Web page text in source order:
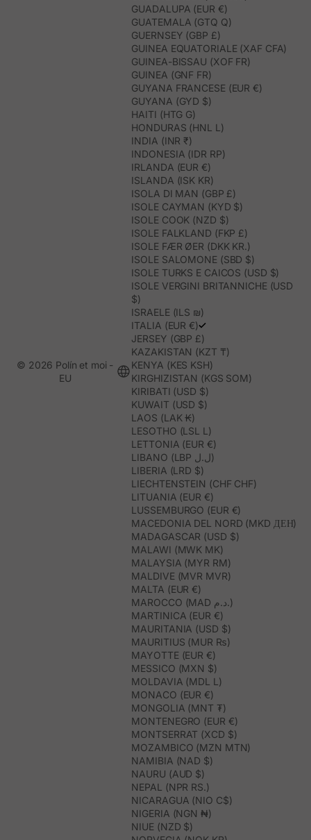
GUADALUPA (EUR €)
GUATEMALA (GTQ Q)
GUERNSEY (GBP £)
GUINEA EQUATORIALE (XAF CFA)
GUINEA-BISSAU (XOF FR)
GUINEA (GNF FR)
GUYANA FRANCESE (EUR €)
GUYANA (GYD $)
HAITI (HTG G)
HONDURAS (HNL L)
INDIA (INR ₹)
INDONESIA (IDR RP)
IRLANDA (EUR €)
ISLANDA (ISK KR)
ISOLA DI MAN (GBP £)
ISOLE CAYMAN (KYD $)
ISOLE COOK (NZD $)
ISOLE FALKLAND (FKP £)
ISOLE FÆR ØER (DKK KR.)
ISOLE SALOMONE (SBD $)
ISOLE TURKS E CAICOS (USD $)
ISOLE VERGINI BRITANNICHE (USD
$)
ISRAELE (ILS ₪)
ITALIA (EUR €)
JERSEY (GBP £)
KAZAKISTAN (KZT ₸)
KENYA (KES KSH)
KIRGHIZISTAN (KGS SOM)
KIRIBATI (USD $)
KUWAIT (USD $)
LAOS (LAK ₭)
LESOTHO (LSL L)
LETTONIA (EUR €)
LIBANO (LBP ل.ل)
LIBERIA (LRD $)
LIECHTENSTEIN (CHF CHF)
LITUANIA (EUR €)
LUSSEMBURGO (EUR €)
MACEDONIA DEL NORD (MKD ДЕН)
MADAGASCAR (USD $)
MALAWI (MWK MK)
MALAYSIA (MYR RM)
MALDIVE (MVR MVR)
MALTA (EUR €)
MAROCCO (MAD د.م.)
MARTINICA (EUR €)
MAURITANIA (USD $)
MAURITIUS (MUR ₨)
MAYOTTE (EUR €)
MESSICO (MXN $)
MOLDAVIA (MDL L)
MONACO (EUR €)
MONGOLIA (MNT ₮)
MONTENEGRO (EUR €)
MONTSERRAT (XCD $)
MOZAMBICO (MZN MTN)
NAMIBIA (NAD $)
NAURU (AUD $)
NEPAL (NPR RS.)
NICARAGUA (NIO C$)
NIGERIA (NGN ₦)
NIUE (NZD $)
© 2026 Polín et moi -
EU